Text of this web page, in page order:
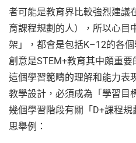
者可能是教育界比較強烈建議
育課程規劃的人），所以心目
架」，都會是包括K–12的各
創意是STEM+教育其中頗重
這個學習範疇的理解和能力表
教學設計，必須成為「學習目
幾個學習階段有關「D+課程
思舉例：